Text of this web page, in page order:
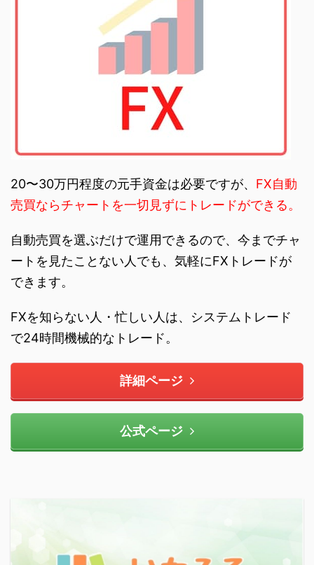
20〜30万円程度の元手資金は必要ですが、 FX自動
売買ならチャートを一切見ずにトレードができる。
自動売買を選ぶだけで運用できるので、今までチャ
ートを見たことない人でも、気軽にFXトレードが
できます。
FXを知らない人・忙しい人は、システムトレード
で24時間機械的なトレード。
詳細ページ
公式ページ